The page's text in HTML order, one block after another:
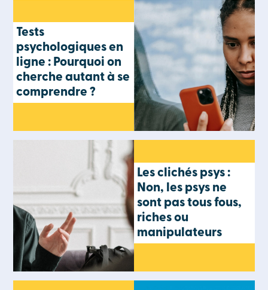
Tests
psychologiques en
ligne : Pourquoi on
cherche autant à se
comprendre ?
Les clichés psys :
Non, les psys ne
sont pas tous fous,
riches ou
manipulateurs